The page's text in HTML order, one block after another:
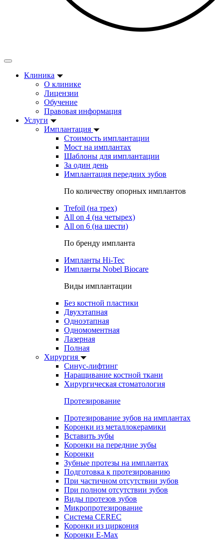
Клиника
О клинике
Лицензии
Обучение
Правовая информация
Услуги
Имплантация
Стоимость имплантации
Мост на имплантах
Шаблоны для имплантации
За один день
Имплантация передних зубов
По количеству опорных имплантов
Trefoil (на трех)
All on 4 (на четырех)
All on 6 (на шести)
По бренду импланта
Импланты Hi-Tec
Импланты Nobel Biocare
Виды имплантации
Без костной пластики
Двухэтапная
Одноэтапная
Одномоментная
Лазерная
Полная
Хирургия
Синус-лифтинг
Наращивание костной ткани
Хирургическая стоматология
Протезирование
Протезирование зубов на имплантах
Коронки из металлокерамики
Вставить зубы
Коронки на передние зубы
Коронки
Зубные протезы на имплантах
Подготовка к протезированию
При частичном отсутствии зубов
При полном отсутствии зубов
Виды протезов зубов
Микропротезирование
Система CEREC
Коронки из циркония
Коронки E-Max